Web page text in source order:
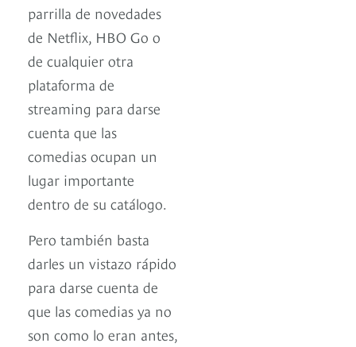
parrilla de novedades
de Netflix, HBO Go o
de cualquier otra
plataforma de
streaming para darse
cuenta que las
comedias ocupan un
lugar importante
dentro de su catálogo.
Pero también basta
darles un vistazo rápido
para darse cuenta de
que las comedias ya no
son como lo eran antes,